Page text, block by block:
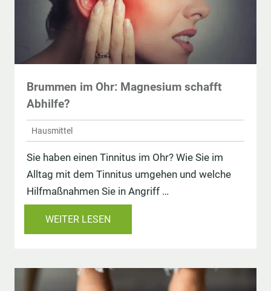
Brummen im Ohr: Magnesium schafft
Abhilfe?
Hausmittel
Sie haben einen Tinnitus im Ohr? Wie Sie im
Alltag mit dem Tinnitus umgehen und welche
Hilfmaßnahmen Sie in Angriff …
WEITER LESEN